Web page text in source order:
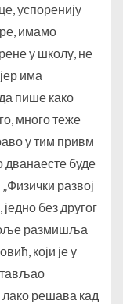
успоренију
имамо
у школу, не
има
пише како
много теже
у тим привм
буде
развој
без другог
размишља
који је у
лако решава кад